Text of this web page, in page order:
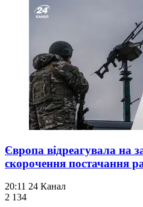
Європа відреагувала на
скорочення постачання
20:11 24 Канал
2 134